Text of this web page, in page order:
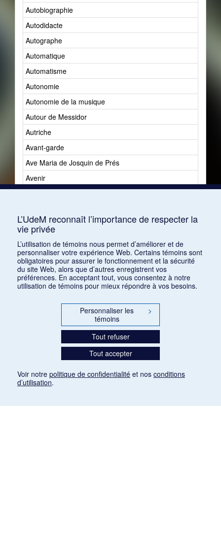
Autobiographie
Autodidacte
Autographe
Automatique
Automatisme
Autonomie
Autonomie de la musique
Autour de Messidor
Autriche
Avant-garde
Ave Maria de Josquin de Prés
Avenir
L’UdeM reconnaît l’importance de respecter la
vie privée
L’utilisation de témoins nous permet d’améliorer et de
personnaliser votre expérience Web. Certains témoins sont
obligatoires pour assurer le fonctionnement et la sécurité
du site Web, alors que d’autres enregistrent vos
préférences. En acceptant tout, vous consentez à notre
utilisation de témoins pour mieux répondre à vos besoins.
Personnaliser les
témoins
>
Tout refuser
Tout accepter
Voir notre politique de confidentialité et nos conditions
d’utilisation.